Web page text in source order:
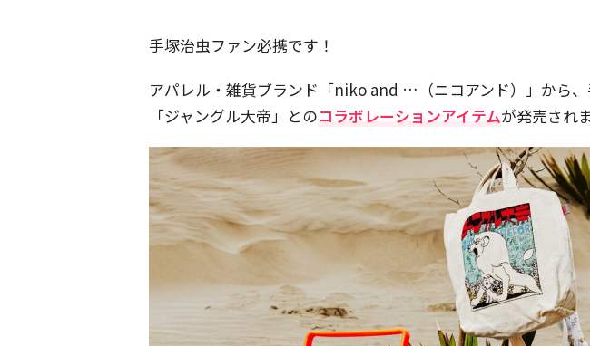
手塚治虫ファン必携です！
アパレル・雑貨ブランド「niko and …（ニコアンド）」から
「ジャングル大帝」とのコラボレーションアイテムが発売され